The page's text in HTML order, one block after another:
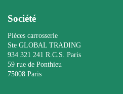
Société
Pièces carrosserie
Ste GLOBAL TRADING
934 321 241 R.C.S. Paris
59 rue de Ponthieu
75008 Paris